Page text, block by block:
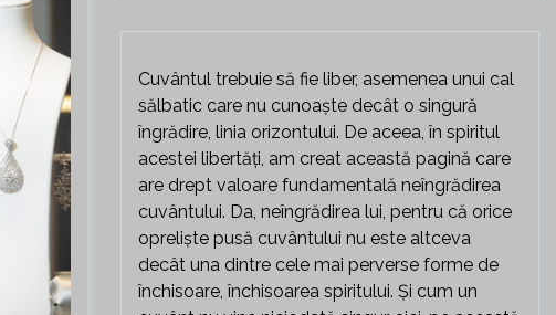
Cuvântul trebuie să fie liber, asemenea unui cal
sălbatic care nu cunoaște decât o singură
îngrădire, linia orizontului. De aceea, în spiritul
acestei libertăți, am creat această pagină care
are drept valoare fundamentală neîngrădirea
cuvântului. Da, neîngrădirea lui, pentru că orice
opreliște pusă cuvântului nu este altceva
decât una dintre cele mai perverse forme de
închisoare, închisoarea spiritului. Și cum un